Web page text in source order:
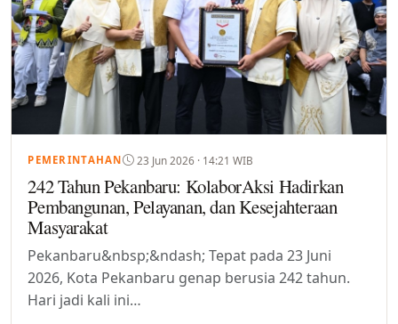
PEMERINTAHAN 23 Jun 2026 · 14:21 WIB
242 Tahun Pekanbaru: KolaborAksi Hadirkan
Pembangunan, Pelayanan, dan Kesejahteraan
Masyarakat
Pekanbaru&nbsp;&ndash; Tepat pada 23 Juni
2026, Kota Pekanbaru genap berusia 242 tahun.
Hari jadi kali ini…